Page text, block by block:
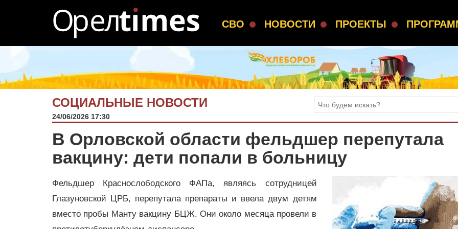
СВО НОВОСТИ ПРОЕКТЫ
СОЦИАЛЬНЫЕ НОВОСТИ
24/06/2026 17:30
В Орловской области фельдшер перепутала
вакцину: дети попали в больницу
Фельдшер Краснослободского ФАПа, являясь сотрудницей
Глазуновской ЦРБ, перепутала препараты и ввела двум детям
вместо пробы Манту вакцину БЦЖ. Они около месяца провели в